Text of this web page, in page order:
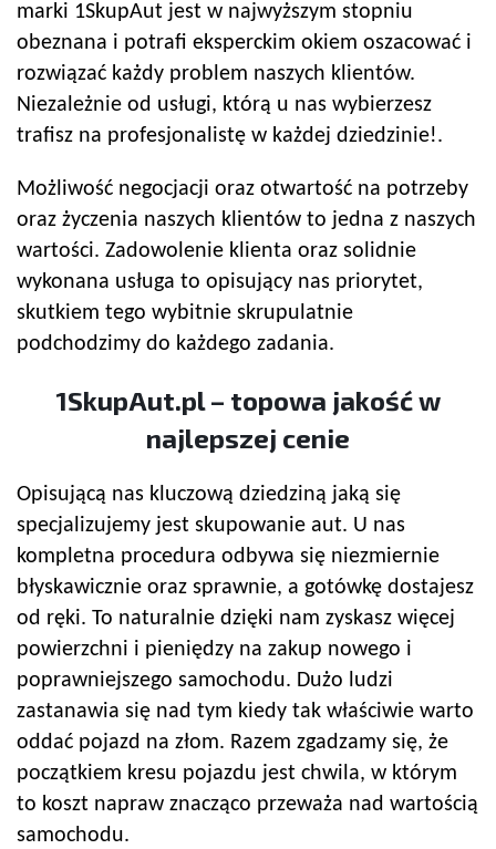
marki 1SkupAut jest w najwyższym stopniu
obeznana i potrafi eksperckim okiem oszacować i
rozwiązać każdy problem naszych klientów.
Niezależnie od usługi, którą u nas wybierzesz
trafisz na profesjonalistę w każdej dziedzinie!.
Możliwość negocjacji oraz otwartość na potrzeby
oraz życzenia naszych klientów to jedna z naszych
wartości. Zadowolenie klienta oraz solidnie
wykonana usługa to opisujący nas priorytet,
skutkiem tego wybitnie skrupulatnie
podchodzimy do każdego zadania.
1SkupAut.pl – topowa jakość w
najlepszej cenie
Opisującą nas kluczową dziedziną jaką się
specjalizujemy jest skupowanie aut. U nas
kompletna procedura odbywa się niezmiernie
błyskawicznie oraz sprawnie, a gotówkę dostajesz
od ręki. To naturalnie dzięki nam zyskasz więcej
powierzchni i pieniędzy na zakup nowego i
poprawniejszego samochodu. Dużo ludzi
zastanawia się nad tym kiedy tak właściwie warto
oddać pojazd na złom. Razem zgadzamy się, że
początkiem kresu pojazdu jest chwila, w którym
to koszt napraw znacząco przeważa nad wartością
samochodu.